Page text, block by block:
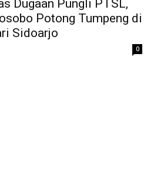
Dugaan Pungli PTSL,
Potong Tumpeng di
Sidoarjo
0